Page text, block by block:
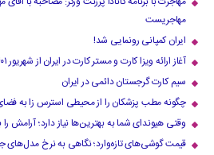
مهاجریست
ایران کمپانی رونمایی شد!
آغاز ارائه ویزا کارت و مستر کارت در ایران از شهریور ۱۴۰۱
سیم کارت گرجستان دائمی در ایران
چگونه مطب پزشکان را از محیطی استرس زا به
وقتی هیوندای شما به بهترین‌ها نیاز دارد؛ آرامش را
قیمت گوشی‌های تازه‌وارد؛ نگاهی به نرخ مدل‌های